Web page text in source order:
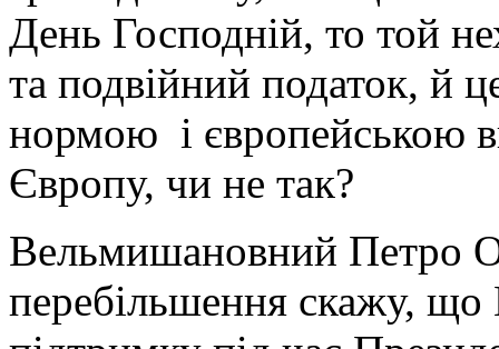
День Господній, то той
та подвійний податок, й
нормою і
Європу, чи не так?
Вельмишановний Петро
перебільшення скажу,